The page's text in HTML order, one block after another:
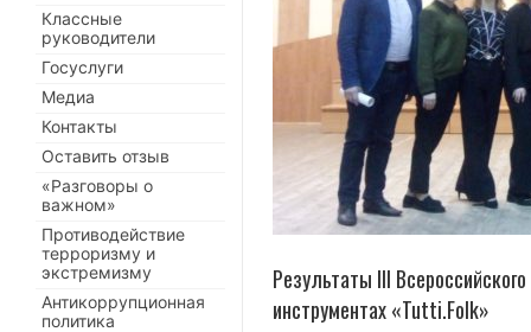
Результаты III
инструментах «Tutti.Folk»
Классные
руководители
Госуслуги
Медиа
Контакты
Оставить отзыв
«Разговоры о
важном»
Противодействие
терроризму и
экстремизму
Антикоррупционная
политика